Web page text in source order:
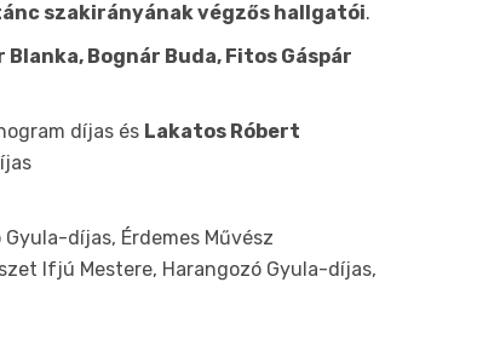
szakirányának végzős hallgatói.
Blanka, Bognár Buda, Fitos Gáspár
díjas és Lakatos Róbert
Gyula-díjas, Érdemes Művész
Ifjú Mestere, Harangozó Gyula-díjas,